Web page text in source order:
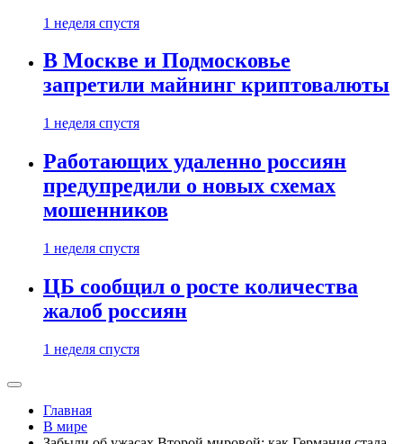
1 неделя спустя
В Москве и Подмосковье
запретили майнинг криптовалюты
1 неделя спустя
Работающих удаленно россиян
предупредили о новых схемах
мошенников
1 неделя спустя
ЦБ сообщил о росте количества
жалоб россиян
1 неделя спустя
Главная
В мире